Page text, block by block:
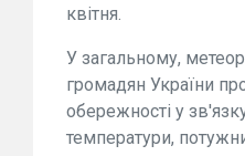
квітня.
У загальному,
громадян України
обережності у
температури,